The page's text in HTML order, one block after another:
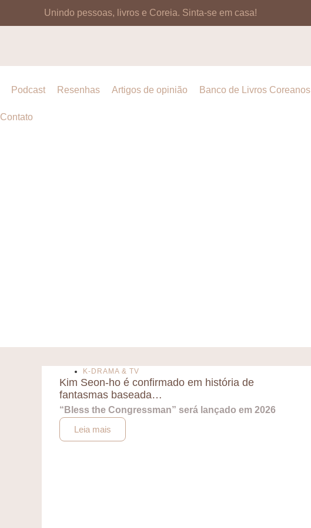
Unindo pessoas, livros e Coreia. Sinta-se em casa!
Podcast Resenhas Artigos de opinião Banco de Livros Coreanos
Contato
K-DRAMA & TV
Kim Seon-ho é confirmado em história de
fantasmas baseada…
“Bless the Congressman” será lançado em 2026
Leia mais